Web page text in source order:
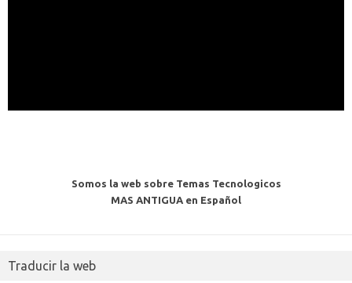
Somos la web sobre Temas Tecnologicos
MAS ANTIGUA en Español
Traducir la web